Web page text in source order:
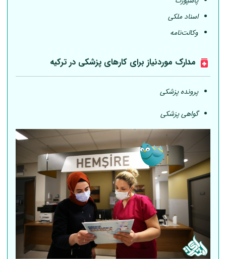
اسناد ملکی
وکالت‌نامه
مدارک موردنیاز برای کارهای پزشکی در ترکیه
پرونده پزشکی
گواهی پزشکی